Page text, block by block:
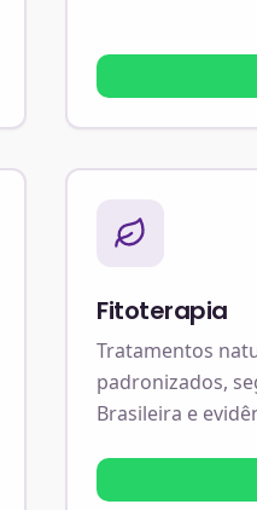
Fitoterapia
Tratamentos
padronizados,
Brasileira e